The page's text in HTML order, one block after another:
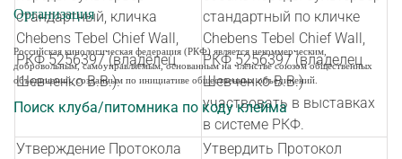
стандартный, кличка
Chebens Tebel Chief Wall,
РКФ 5256397 (владелец
Шевченко В.В.).
стандартный по кличке
Chebens Tebel Chief Wall,
РКФ 5256397 (владелец
Шевченко В.В.)
участвовать в выставках
в системе РКФ.
Утверждение Протокола
Утвердить Протокол
Организация
Российская кинологическая федерация (РКФ) является некоммерческим,
добровольным, самоуправляемым, основанным на членстве союзом общественных
объединений, созданным по инициативе общественных объединений.
Поиск клуба/питомника по коду клейма